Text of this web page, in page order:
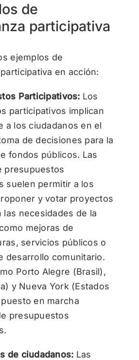
de
participativa
ejemplos de
en acción:
Participativos: Los
participativos implican
a los ciudadanos en el
de decisiones para la
fondos públicos. Las
presupuestos
suelen permitir a los
y votar proyectos
las necesidades de la
mejoras de
servicios públicos o
desarrollo comunitario.
Porto Alegre (Brasil),
y Nueva York (Estados
en marcha
presupuestos
de ciudadanos: Las